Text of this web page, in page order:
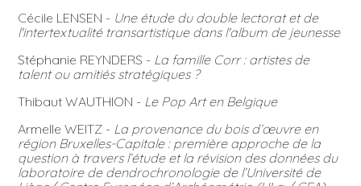
Cécile LENSEN - Une étude du double lectorat et de
l'intertextualité transartistique dans l'album de jeunesse
Stéphanie REYNDERS - La famille Corr : artistes de
talent ou amitiés stratégiques ?
Thibaut WAUTHION - Le Pop Art en Belgique
Armelle WEITZ - La provenance du bois d’œuvre en
région Bruxelles-Capitale : première approche de la
question à travers l’étude et la révision des données du
laboratoire de dendrochronologie de l’Université de